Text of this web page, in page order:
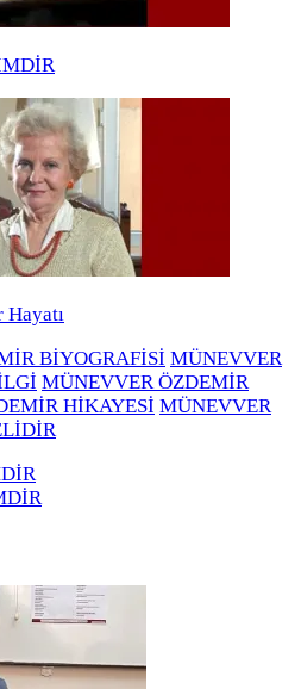
BİYOGRAFİSİ MÜNEVVER
MÜNEVVER ÖZDEMİR
HİKAYESİ MÜNEVVER